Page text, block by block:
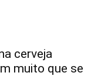
cerveja
muito que se